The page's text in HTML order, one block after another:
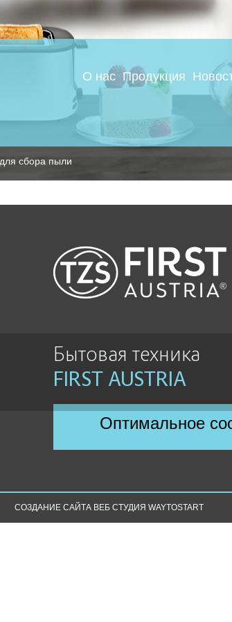
О нас Продукция
сбора пыли
Бытовая техника
FIRST AUSTRIA
Оптимальное
СОЗДАНИЕ САЙТА ВЕБ СТУДИЯ WAYTOSTART